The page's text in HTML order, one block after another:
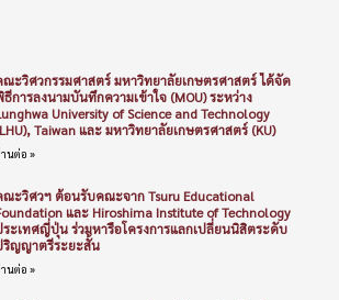
ณะวิศวกรรมศาสตร์ มหาวิทยาลัยเกษตรศาสตร์ ได้จัด
การลงนามบันทึกความเข้าใจ (MOU) ระหว่าง
University of Science and Technology
Taiwan และ มหาวิทยาลัยเกษตรศาสตร์ (KU)
นต่อ »
ณะวิศวฯ ต้อนรับคณะจาก Tsuru Educational
และ Hiroshima Institute of Technology
ะเทศญี่ปุ่น ร่วมหารือโครงการแลกเปลี่ยนนิสิตระดับ
ญญาตรีระยะสั้น
นต่อ »